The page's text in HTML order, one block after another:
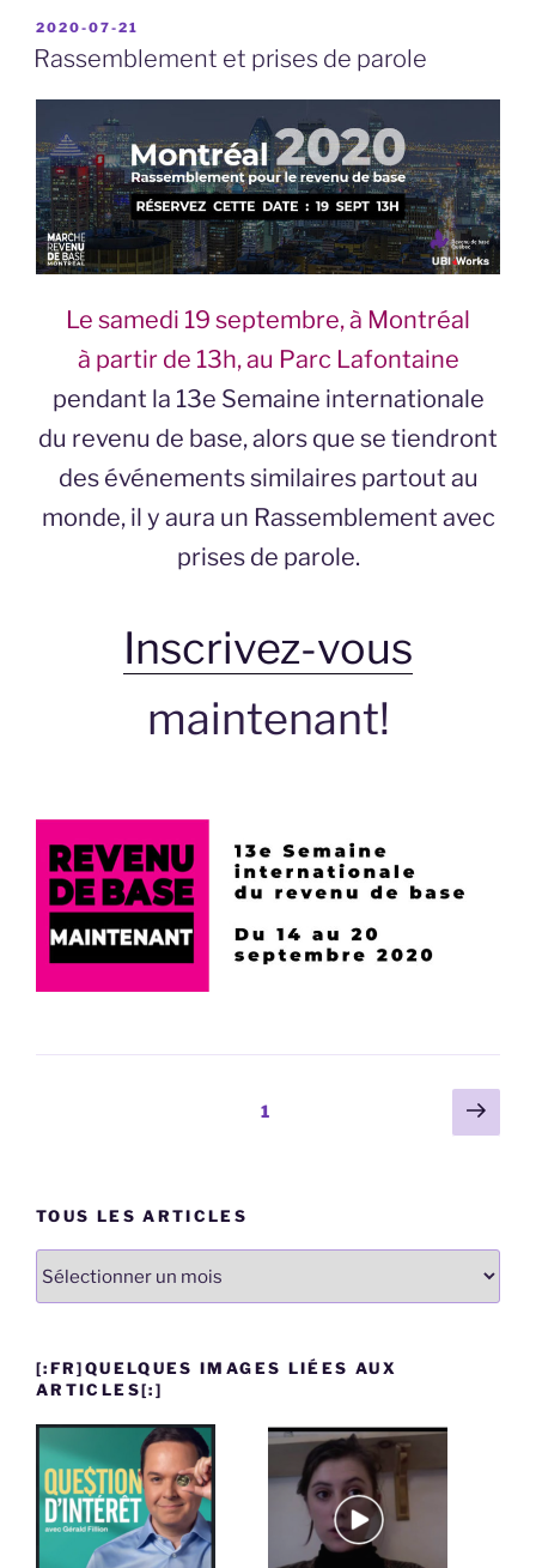
PUBLIÉ
LE
2020-07-21
Rassemblement et prises de parole
Le samedi 19 septembre, à Montréal
à partir de 13h, au Parc Lafontaine
pendant la 13e Semaine internationale
du revenu de base, alors que se tiendront
des événements similaires partout au
monde, il y aura un Rassemblement avec
prises de parole.
Inscrivez-vous
maintenant!
Page1
Page
TOUS LES ARTICLES
les
[:FR]QUELQUES IMAGES LIÉES AUX
ARTICLES[:]